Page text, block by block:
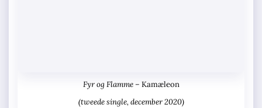
Fyr og Flamme – Kamæleon
(tweede single, december 2020)